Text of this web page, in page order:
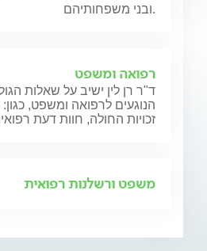
ובני משפחותיהם.
רפואה ומשפט
ד"ר רן לין ישיב על שאלות
הנוגעים לרפואה ומשפט,
זכויות החולה, חוות דעת
משפט ורשלנות רפואית